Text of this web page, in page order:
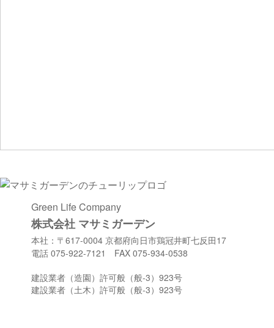
Green Life Company
株式会社 マサミガーデン
本社：〒617-0004 京都府向日市鶏冠井町七反田17
電話 075-922-7121 FAX 075-934-0538
建設業者（造園）許可般（般-3）923号
建設業者（土木）許可般（般-3）923号